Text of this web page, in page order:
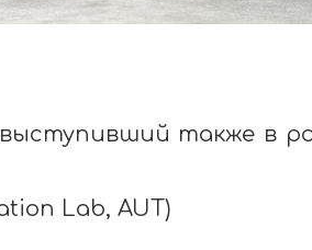
также в
Lab, AUT)